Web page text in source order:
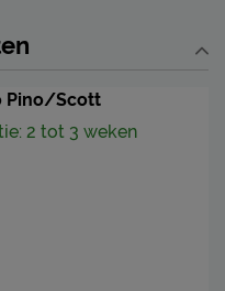
Pino/Scott
2 tot 3 weken